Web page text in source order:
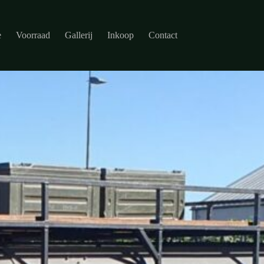
Voorraad Gallerij Inkoop Contact